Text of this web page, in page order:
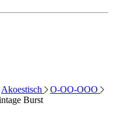
Akoestisch
O-OO-OOO
Burst